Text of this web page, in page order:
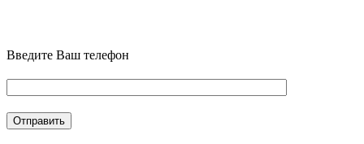
Введите Ваш телефон